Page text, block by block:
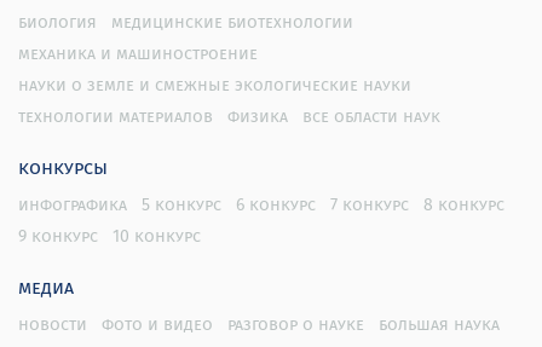
биология
медицинские биотехнологии
механика и машиностроение
науки о земле и смежные экологические науки
технологии материалов
физика все области наук
конкурсы
инфографика 5 конкурс 6 конкурс 7 конкурс
8 конкурс
9 конкурс
10 конкурс
медиа
новости фото и видео разговор о науке большая наука